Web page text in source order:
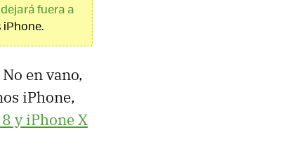
dejará fuera a
iPhone.
No en vano,
iPhone,
y iPhone X